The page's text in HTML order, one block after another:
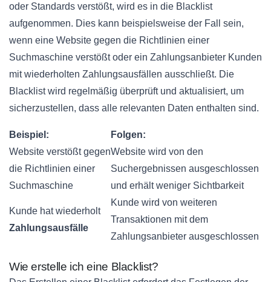
oder Standards verstößt, wird es in die Blacklist
aufgenommen. Dies kann beispielsweise der Fall sein,
wenn eine Website gegen die Richtlinien einer
Suchmaschine verstößt oder ein Zahlungsanbieter Kunden
mit wiederholten Zahlungsausfällen ausschließt. Die
Blacklist wird regelmäßig überprüft und aktualisiert, um
sicherzustellen, dass alle relevanten Daten enthalten sind.
Beispiel:
Folgen:
Website verstößt gegen
die Richtlinien einer
Suchmaschine
Website wird von den
Suchergebnissen ausgeschlossen
und erhält weniger Sichtbarkeit
Kunde hat wiederholt
Zahlungsausfälle
Kunde wird von weiteren
Transaktionen mit dem
Zahlungsanbieter ausgeschlossen
Wie erstelle ich eine Blacklist?